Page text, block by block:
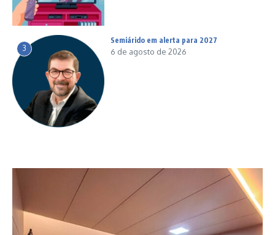
3
Semiárido em alerta para 2027
6 de agosto de 2026